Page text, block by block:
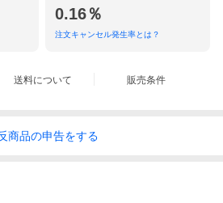
手入れやうっかり汚れてしまっ
の使用方法をご確認下さい。
0.16％
注文キャンセル発生率とは？
送料について 販売条件
商品の申告をする